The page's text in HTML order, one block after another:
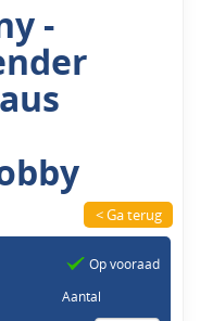
-
< Ga terug
Op vooraad
Aantal